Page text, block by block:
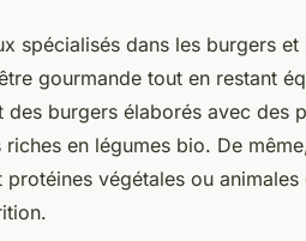
spécialisés dans les burgers et
gourmande tout en restant
burgers élaborés avec des
en légumes bio. De
végétales ou animales